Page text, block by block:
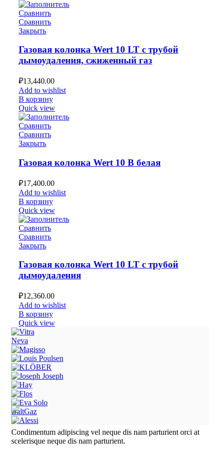
Сравнить
Сравнить
Закрыть
Газовая колонка Wert 10 LT с трубой
дымоудаления, сжиженный газ
₽13,440.00
Add to wishlist
В корзину
Quick view
Сравнить
Сравнить
Закрыть
Газовая колонка Wert 10 B белая
₽17,400.00
Add to wishlist
В корзину
Quick view
Сравнить
Сравнить
Закрыть
Газовая колонка Wert 10 LT с трубой
дымоудаления
₽12,360.00
Add to wishlist
В корзину
Quick view
Neva
BaltGaz
Condimentum adipiscing vel neque dis nam parturient orci at
scelerisque neque dis nam parturient.